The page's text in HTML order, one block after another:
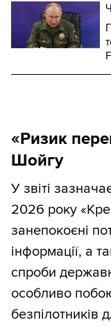
«Ризик
Шойгу
У звіті
2026 року
занепокоєні
інформації, а
спроби
особливо
безпілотників